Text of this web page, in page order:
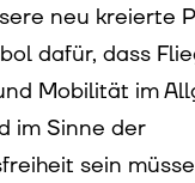
neu kreierte
dafür, dass
Mobilität im
im Sinne der
sein